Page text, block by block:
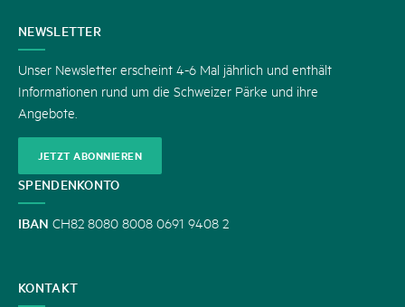
KONTAKT
NEWSLETTER
Unser Newsletter erscheint 4-6 Mal jährlich und enthält
Informationen rund um die Schweizer Pärke und ihre
Angebote.
JETZT ABONNIEREN
SPENDENKONTO
IBAN CH82 8080 8008 0691 9408 2
KONTAKT